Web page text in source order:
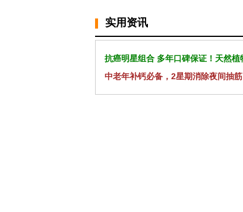
实用资讯
抗癌明星组合 多年口碑保证！天然
中老年补钙必备，2星期消除夜间抽